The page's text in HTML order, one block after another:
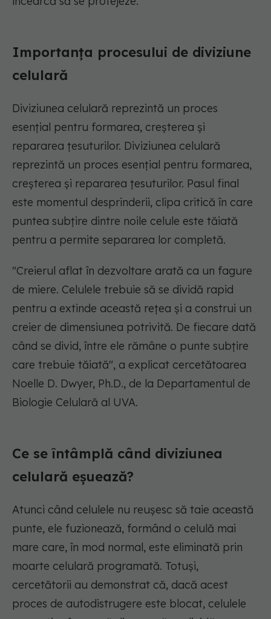
Importanța procesului de diviziune
celulară
Diviziunea celulară reprezintă un proces
esențial pentru formarea, creșterea și
repararea țesuturilor. Diviziunea celulară
reprezintă un proces esențial pentru formarea,
creșterea și repararea țesuturilor. Pasul final
este momentul desprinderii, clipa critică în care
puntea subțire dintre noile celule este tăiată
pentru a permite separarea lor completă.
"Creierul aflat în dezvoltare arată ca un fagure
de miere. Celulele trebuie să se dividă rapid
pentru a extinde această rețea și a construi un
creier de dimensiunea potrivită. De fiecare dată
când se divid, între ele rămâne o punte subțire
care trebuie tăiată", a explicat cercetătoarea
Noelle D. Dwyer, Ph.D., de la Departamentul de
Biologie Celulară al UVA.
Ce se întâmplă când diviziunea
celulară eșuează?
Atunci când celulele nu reușesc să taie această
punte, ele fuzionează, formând o celulă mai
mare care, în mod normal, este eliminată prin
moarte celulară programată. Totuși,
cercetătorii au demonstrat că, dacă acest
proces de autodistrugere este blocat, celulele